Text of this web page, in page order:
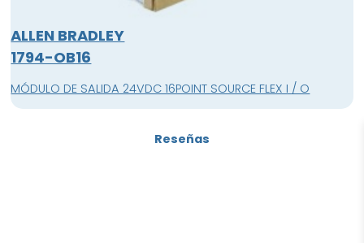
ALLEN BRADLEY
1794-OB16
MÓDULO DE SALIDA 24VDC 16POINT SOURCE FLEX I / O
Reseñas